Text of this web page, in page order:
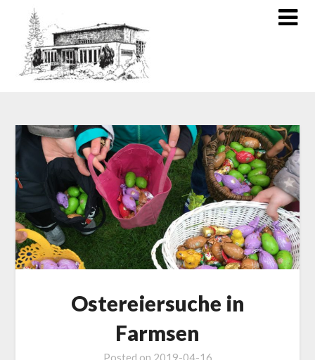
Ostereiersuche in
Farmsen
Posted on 2019-04-16